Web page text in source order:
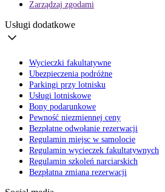
Zarządzaj zgodami
Usługi dodatkowe
Wycieczki fakultatywne
Ubezpieczenia podróżne
Parkingi przy lotnisku
Usługi lotniskowe
Bony podarunkowe
Pewność niezmiennej ceny
Bezpłatne odwołanie rezerwacji
Regulamin miejsc w samolocie
Regulamin wycieczek fakultatywnych
Regulamin szkoleń narciarskich
Bezpłatna zmiana rezerwacji